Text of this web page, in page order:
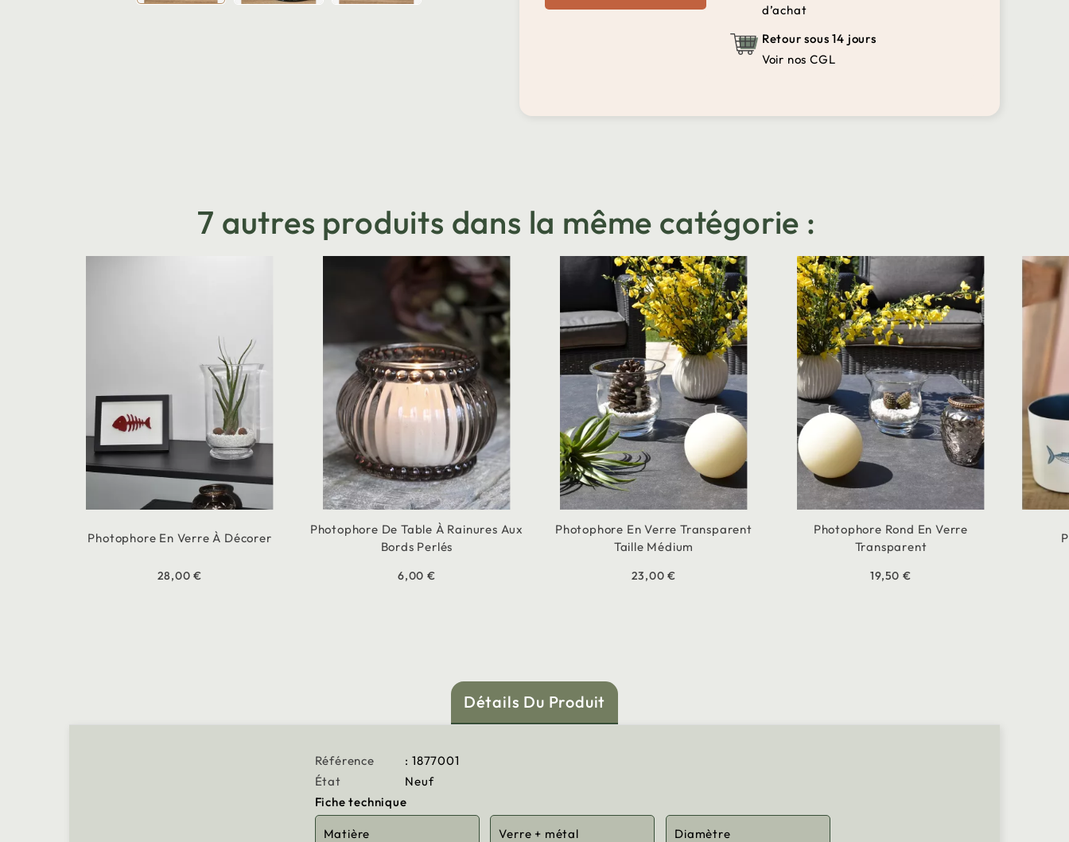
d’achat
Retour sous 14 jours
Voir nos CGL
7 autres produits dans la même catégorie :
Photophore En Verre À Décorer
28,00 €
Photophore De Table À Rainures Aux
Bords Perlés
6,00 €
Photophore En Verre Transparent
Taille Médium
23,00 €
Photophore Rond En Verre
Transparent
19,50 €
Détails Du Produit
Référence
: 1877001
État
Neuf
Fiche technique
Matière Verre + métal Diamètre